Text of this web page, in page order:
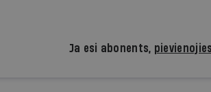
Ja esi abonents,